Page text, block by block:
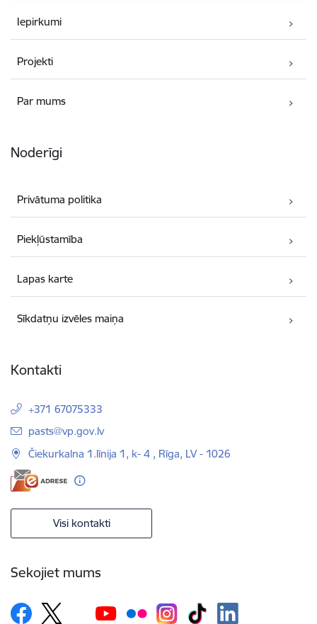
Iepirkumi
Projekti
Par mums
Noderīgi
Privātuma politika
Piekļūstamība
Lapas karte
Sīkdatņu izvēles maiņa
Kontakti
+371 67075333
E-pasts:
pasts@vp.gov.lv
Čiekurkalna 1.līnija 1, k- 4 , Rīga, LV - 1026
Visi kontakti
Sekojiet mums